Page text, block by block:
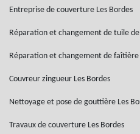
Entreprise de couverture Les Bordes
Réparation et changement de tuile de
Réparation et changement de
Couvreur zingueur Les Bordes
Nettoyage et pose de gouttière Les
Travaux de couverture Les Bordes